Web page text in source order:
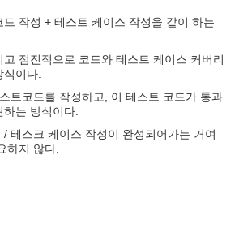
드 작성 + 테스트 케이스 작성을 같이 하는
고 점진적으로 코드와 테스트 케이스 커버리
이다.
트코드를 작성하고, 이 테스트 코드가 통과
는 방식이다.
/ 테스크 케이스 작성이 완성되어가는 거여
하지 않다.